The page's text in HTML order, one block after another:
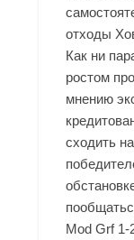
отходы
Как ни
ростом
мнению
сходить
Mod Grf